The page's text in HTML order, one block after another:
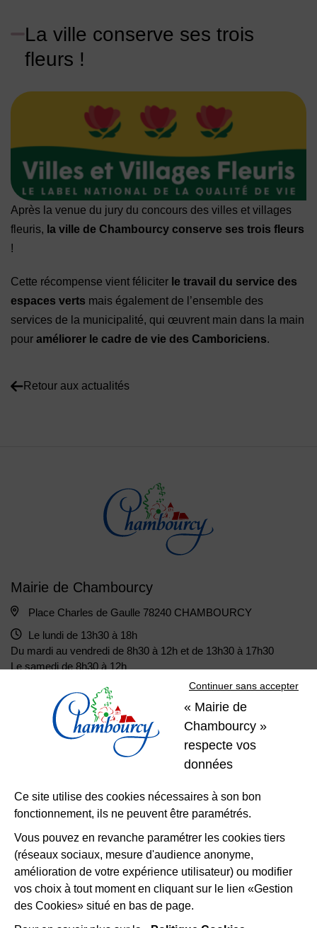
La ville conserve ses trois
fleurs !
Après la venue du jury du concours des villes et villages
fleuris, la ville de Chambourcy conserve ses trois fleurs
!
Cette récompense vient féliciter le travail du service des
espaces verts mais également de l’ensemble des
services de la municipalité, qui œuvrent main dans la main
pour améliorer le cadre de vie des Camboriciens.
Retour aux actualités
Mairie de Chambourcy
Place Charles de Gaulle 78240 CHAMBOURCY
Le lundi de 13h30 à 18h
Du mardi au vendredi de 8h30 à 12h et de 13h30 à 17h30
Le samedi de 8h30 à 12h
01 39 22 31 31 Nous contacter
Restons
connectés
Télécharger l’application
Nous suivre
Facebook
Instagram
LinkedIn
Mentions légalesAccessibilité
Continuer sans accepter
« Mairie de
Chambourcy »
respecte vos
données
Ce site utilise des cookies nécessaires à son bon
fonctionnement, ils ne peuvent être paramétrés.
Vous pouvez en revanche paramétrer les cookies tiers
(réseaux sociaux, mesure d'audience anonyme,
amélioration de votre expérience utilisateur) ou modifier
vos choix à tout moment en cliquant sur le lien «Gestion
des Cookies» situé en bas de page.